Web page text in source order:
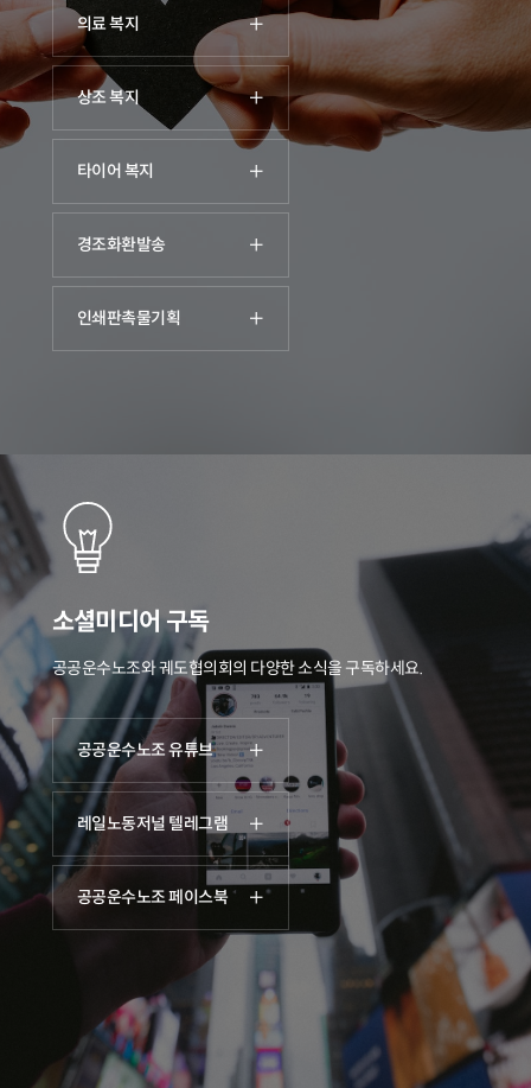
의료 복지
상조 복지
타이어 복지
경조화환발송
인쇄판촉물기획
소셜미디어 구독
공공운수노조와 궤도협의회의 다양한 소식을 구독하세요.
공공운수노조 유튜브
레일노동저널 텔레그램
공공운수노조 페이스북